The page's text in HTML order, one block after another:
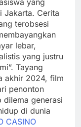
Jakarta. Cerita
terobsesi
lebar,
yang justru
Tayang
akhir 2024, film
penonton
dilema generasi
di dunia
CASINO